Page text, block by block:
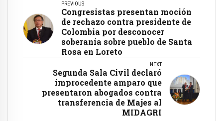
PREVIOUS
Congresistas presentan moción
de rechazo contra presidente de
Colombia por desconocer
soberanía sobre pueblo de Santa
Rosa en Loreto
NEXT
Segunda Sala Civil declaró
improcedente amparo que
presentaron abogados contra
transferencia de Majes al
MIDAGRI